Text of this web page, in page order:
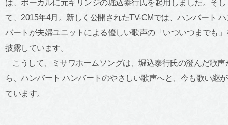
は、ボーカルに元キリンジの堀込泰行氏を起用しました。そし
て、2015年4月。新しく公開されたTV-CMでは、ハンバート ハ
バートが夫婦ユニットによる優しい歌声の「いついつまでも」
披露しています。
こうして、ミサワホームソングは、堀込泰行氏の澄んだ歌声
ら、ハンバート ハンバートのやさしい歌声へと、今も歌い継
ています。